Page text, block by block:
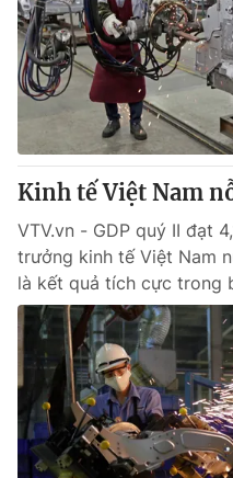
Cơ quan chủ quản:Đài
Cơ quan báo chí:Thời báo
Giấy phép hoạt động báo in
cấp ngày 29/12/2023
Tổng Biên tập:Vũ Thanh
Phó Tổng Biên tập:Nguyễn
Tổng đài VTV:024.38 355
Ðiện thoại Thời báo VTV:
Email:toasoan@vtv.vn
Liên hệ quảng cáo:024-
Kinh tế Việt Nam
VTV.vn - GDP quý II đạt
trưởng kinh tế Việt Nam
là kết quả tích cực trong